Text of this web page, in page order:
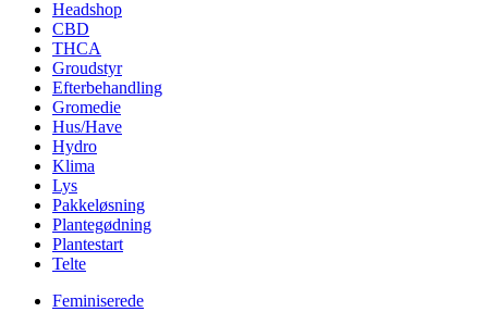
Headshop
CBD
THCA
Groudstyr
Efterbehandling
Gromedie
Hus/Have
Hydro
Klima
Lys
Pakkeløsning
Plantegødning
Plantestart
Telte
Feminiserede